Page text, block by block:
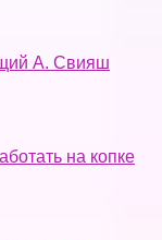
А. Свияш
на копке